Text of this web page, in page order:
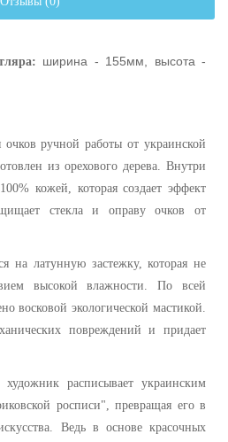
ширина - 155мм, высота -
ручной работы от украинской
из орехового дерева. Внутри
кожей, которая создает эффект
стекла и оправу очков от
на латунную застежку, которая не
высокой влажности. По всей
восковой экологической мастикой.
повреждений и придает
расписывает украинским
росписи", превращая его в
Ведь в основе красочных